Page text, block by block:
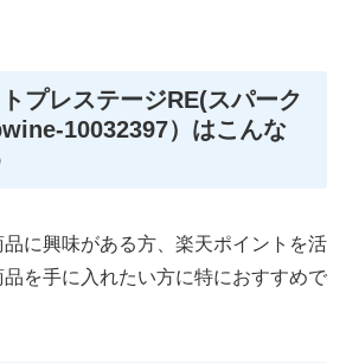
プレステージRE(スパーク
10032397）はこんな
品に興味がある方、楽天ポイントを活
を手に入れたい方に特におすすめで